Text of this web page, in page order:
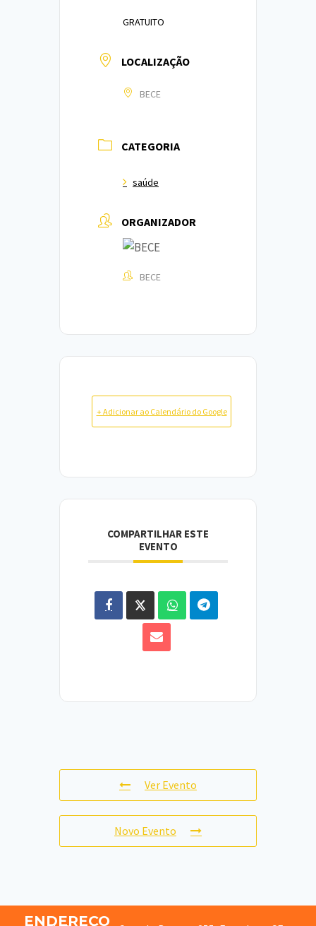
GRATUITO
LOCALIZAÇÃO
BECE
CATEGORIA
saúde
ORGANIZADOR
BECE
+ Adicionar ao Calendário do Google
COMPARTILHAR ESTE
EVENTO
Ver Evento
Novo Evento
ENDEREÇO